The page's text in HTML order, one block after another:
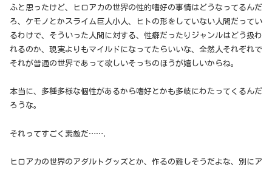
ふと思ったけど、ヒロアカの世界の性的嗜好の事情はどうなってるんだ
ろ、ケモノとかスライム巨人小人、ヒトの形をしていない人間だってい
るわけで、そういった人間に対する、性癖だったりジャンルはどう扱わ
れるのか、現実よりもマイルドになってたらいいな、全然人それぞれで
それが普通の世界であって欲しいそっちのほうが嬉しいからね。
本当に、多種多様な個性があるから嗜好とかも多岐にわたってくるんだ
ろうな。
それってすごく素敵だ…….
ヒロアカの世界のアダルトグッズとか、作るの難しそうだよな、別にア